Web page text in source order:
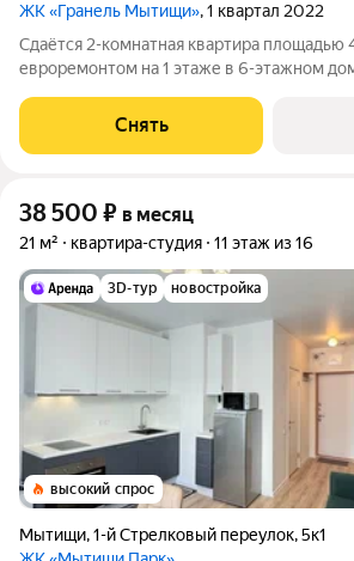
ЖК «Гранель Мытищи», 1 квартал 2022
Сдаётся 2-комнатная квартира площадью
евроремонтом на 1 этаже в 6-этажном
Холодильник Дом - панельный, окна
есть бесплатная парковка.
Снять
38 500 ₽ в месяц
21 м² квартира-студия 11 этаж из 16
3D-тур новостройка
высокий спрос
Мытищи,1-й Стрелковый переулок,5к1